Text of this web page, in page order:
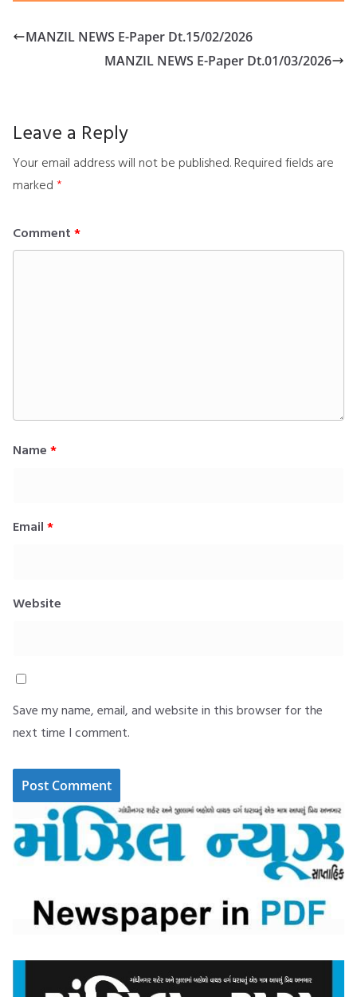
MANZIL NEWS E-Paper Dt.15/02/2026
MANZIL NEWS E-Paper Dt.01/03/2026
Leave a Reply
Your email address will not be published. Required fields are
marked *
Comment *
Name *
Email *
Website
Save my name, email, and website in this browser for the
next time I comment.